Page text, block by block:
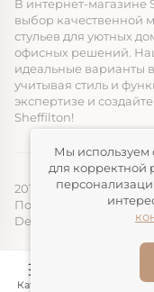
В интернет-
выбор качественной
стульев для уютных
офисных решений.
идеальные варианты
учитывая стиль и
экспертизе и
Sheffilton!
2014-2026, ООО
Политика
Devimax
— Создание
Каталог Конструктор
Мы используем
для корректной